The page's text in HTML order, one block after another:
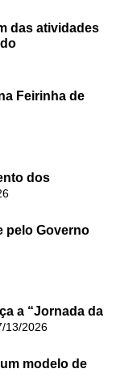
das atividades
Feirinha de
dos
pelo Governo
a “Jornada da
13/2026
modelo de